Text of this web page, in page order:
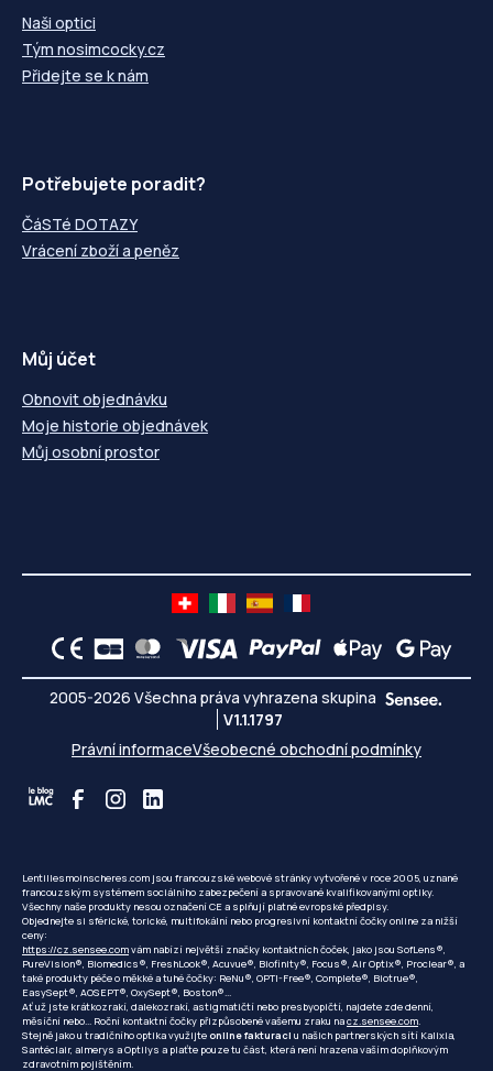
Naši optici
Tým nosimcocky.cz
Přidejte se k nám
Potřebujete poradit?
ČáSTé DOTAZY
Vrácení zboží a peněz
Můj účet
Obnovit objednávku
Moje historie objednávek
Můj osobní prostor
2005-2026 Všechna práva vyhrazena skupina
V1.1.1797
Právní informaceVšeobecné obchodní podmínky
Lentillesmoinscheres.com jsou francouzské webové stránky vytvořené v roce 2005, uznané
francouzským systémem sociálního zabezpečení a spravované kvalifikovanými optiky.
Všechny naše produkty nesou označení CE a splňují platné evropské předpisy.
Objednejte si sférické, torické, multifokální nebo progresivní kontaktní čočky online za nižší
ceny:
https://cz.sensee.comvám nabízí největší značky kontaktních čoček, jako jsou SofLens®,
PureVision®, Biomedics®, FreshLook®, Acuvue®, Biofinity®, Focus®, Air Optix®, Proclear®, a
také produkty péče o měkké a tuhé čočky: ReNu®, OPTI-Free®, Complete®, Biotrue®,
EasySept®, AOSEPT®, OxySept®, Boston®...
Ať už jste krátkozrakí, dalekozrakí, astigmatičtí nebo presbyopičtí, najdete zde denní,
měsíční nebo... Roční kontaktní čočky přizpůsobené vašemu zraku nacz.sensee.com.
Stejně jako u tradičního optika využijteonline fakturaci u našich partnerských sítí Kalixia,
Santéclair, almerys a Optilys a plaťte pouze tu část, která není hrazena vaším doplňkovým
zdravotním pojištěním.